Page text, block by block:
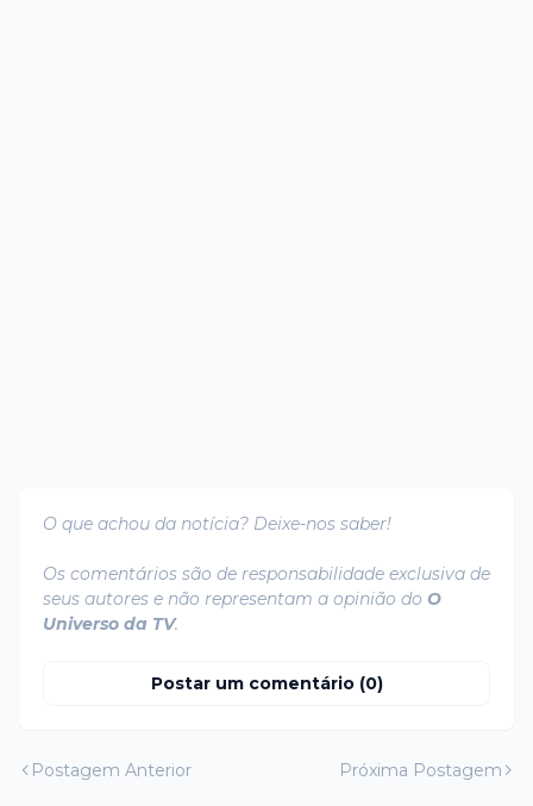
O que achou da notícia? Deixe-nos saber!
Os comentários são de responsabilidade exclusiva de
seus autores e não representam a opinião do O
Universo da TV.
Postar um comentário (0)
Postagem Anterior Próxima Postagem